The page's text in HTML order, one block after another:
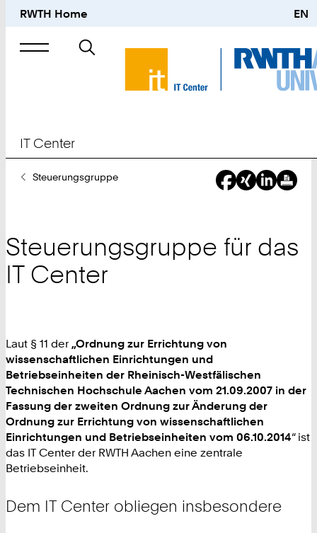
RWTH Home EN
Suche
nach
IT Center
SieSteuerungsgruppe
Steuerungsgruppe für das
IT Center
Laut § 11 der „Ordnung zur Errichtung von
wissenschaftlichen Einrichtungen und
Betriebseinheiten der Rheinisch-Westfälischen
Technischen Hochschule Aachen vom 21.09.2007 in der
Fassung der zweiten Ordnung zur Änderung der
Ordnung zur Errichtung von wissenschaftlichen
Einrichtungen und Betriebseinheiten vom 06.10.2014“ ist
das IT Center der RWTH Aachen eine zentrale
Betriebseinheit.
Dem IT Center obliegen insbesondere